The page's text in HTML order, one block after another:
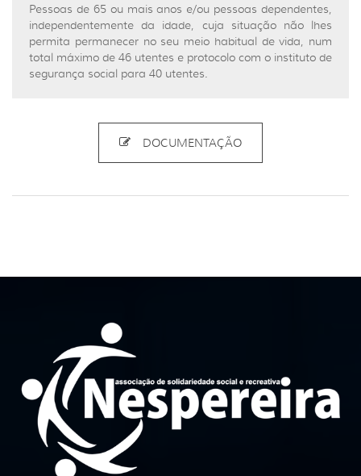
Pessoas de 65 ou mais anos e/ou pessoas dependentes,
independentemente da idade, cuja situação não lhes
permita permanecer no seu meio habitual de vida, num
total máximo de 46 utentes e protocolo com o instituto de
segurança social para 40 utentes.
DOCUMENTAÇÃO